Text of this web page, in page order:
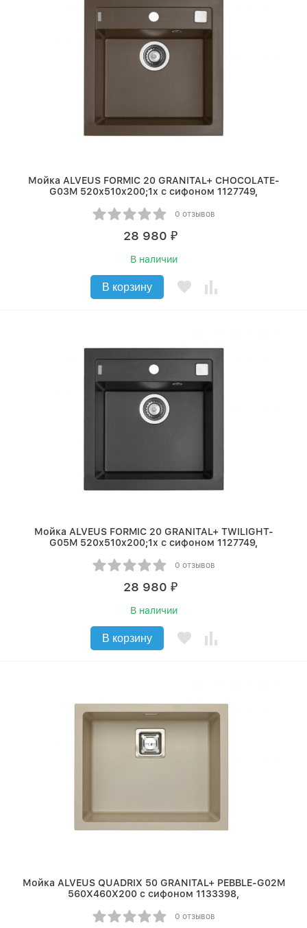
Мойка ALVEUS FORMIC 20 GRANITAL+ CHOCOLATE-
G03M 520x510x200;1x с сифоном 1127749,
0 отзывов
28 980 ₽
В наличии
В корзину
Мойка ALVEUS FORMIC 20 GRANITAL+ TWILIGHT-
G05M 520x510x200;1x с сифоном 1127749,
0 отзывов
28 980 ₽
В наличии
В корзину
Мойка ALVEUS QUADRIX 50 GRANITAL+ PEBBLE-G02M
560X460X200 с сифоном 1133398,
0 отзывов